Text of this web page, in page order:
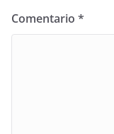
Comentario *